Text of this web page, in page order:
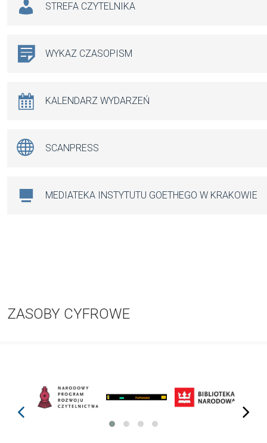
STREFA CZYTELNIKA
WYKAZ CZASOPISM
KALENDARZ WYDARZEŃ
SCANPRESS
MEDIATEKA INSTYTUTU GOETHEGO W KRAKOWIE
ZASOBY CYFROWE
prev next